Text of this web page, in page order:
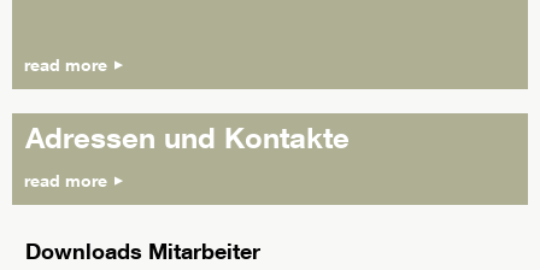
read more
Adressen und Kontakte
read more
Downloads Mitarbeiter